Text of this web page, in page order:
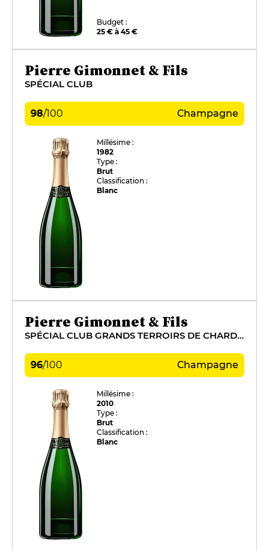
Budget :
25 € à 45 €
Pierre Gimonnet & Fils
SPÉCIAL CLUB
98/100 Champagne
Millésime :
1982
Type :
Brut
Classification :
Blanc
Pierre Gimonnet & Fils
SPÉCIAL CLUB GRANDS TERROIRS DE CHARDONNAY
96/100 Champagne
Millésime :
2010
Type :
Brut
Classification :
Blanc